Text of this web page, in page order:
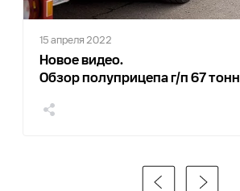
15 апреля 2022
Новое видео.
Обзор полуприцепа г/п 67 тонн